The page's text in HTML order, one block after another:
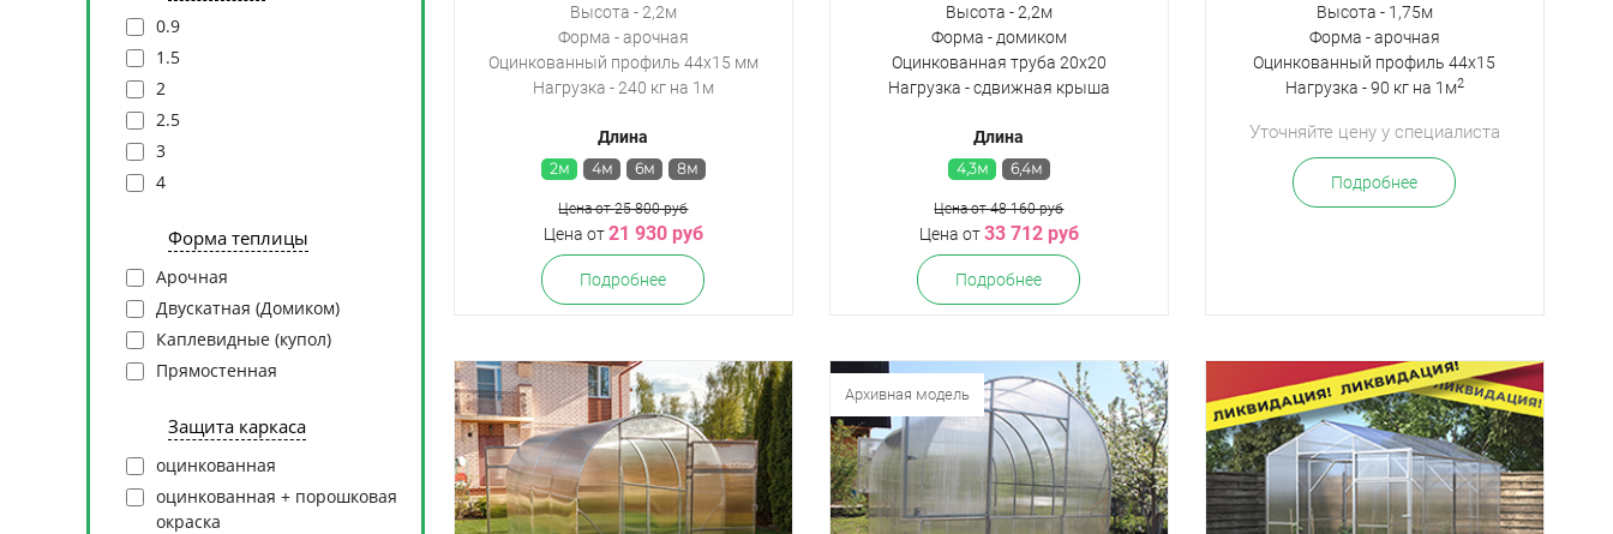
0.9
1.5
2
2.5
3
4
Форма теплицы
Арочная
Двускатная (Домиком)
Каплевидные (купол)
Прямостенная
Защита каркаса
оцинкованная
оцинкованная + порошковая
окраска
Высота - 2,2м
Форма - арочная
Оцинкованный профиль 44х15 мм
Нагрузка - 240 кг на 1м
Длина
2м 4м 6м 8м
Цена от25 800 руб
Цена от21 930 руб
Подробнее
Высота - 2,2м
Форма - домиком
Оцинкованная труба 20х20
Нагрузка - сдвижная крыша
Длина
4,3м 6,4м
Цена от48 160 руб
Цена от33 712 руб
Подробнее
Высота - 1,75м
Форма - арочная
Оцинкованный профиль 44х15
Нагрузка - 90 кг на 1м2
Уточняйте цену у специалиста
Подробнее
Архивная модель